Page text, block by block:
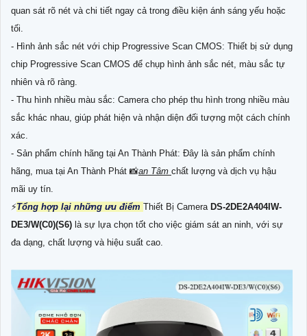
quan sát rõ nét và chi tiết ngay cả trong điều kiện ánh sáng yếu hoặc
tối.
- Hình ảnh sắc nét với chip Progressive Scan CMOS: Thiết bị sử dụng
chip Progressive Scan CMOS để chụp hình ảnh sắc nét, màu sắc tự
nhiên và rõ ràng.
- Thu hình nhiều màu sắc: Camera cho phép thu hình trong nhiều màu
sắc khác nhau, giúp phát hiện và nhận diện đối tượng một cách chính
xác.
- Sản phẩm chính hãng tại An Thành Phát: Đây là sản phẩm chính
hãng, mua tại An Thành Phát 📸an Tâm chất lượng và dịch vụ hậu
mãi uy tín.
️⚡Tổng hợp lại những ưu điểm Thiết Bị Camera DS-2DE2A404IW-
DE3/W(C0)(S6) là sự lựa chọn tốt cho việc giám sát an ninh, với sự
đa dạng, chất lượng và hiệu suất cao.